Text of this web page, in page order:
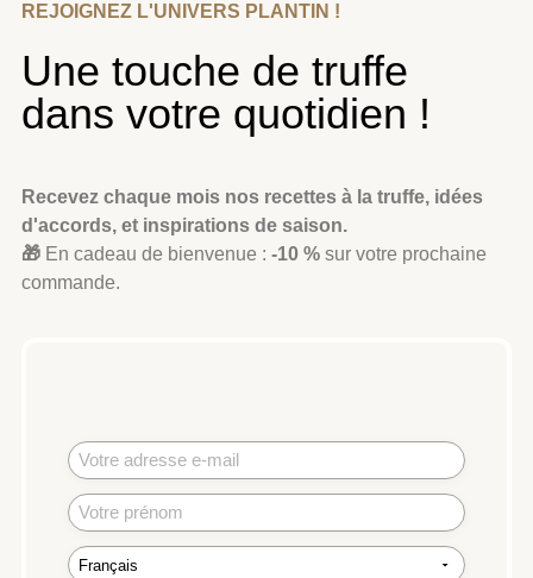
REJOIGNEZ L'UNIVERS PLANTIN !
Une touche de truffe
dans votre quotidien !
Recevez chaque mois nos recettes à la truffe, idées
d'accords, et inspirations de saison.
🎁 En cadeau de bienvenue : -10 % sur votre prochaine
commande.